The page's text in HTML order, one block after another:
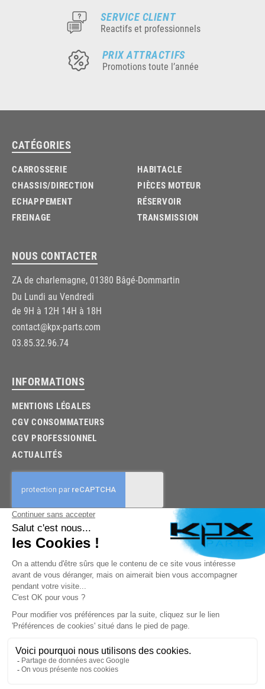
SERVICE CLIENT
Reactifs et professionnels
PRIX ATTRACTIFS
Promotions toute l’année
03.85.32.96.74
CATÉGORIES
CARROSSERIE
CHASSIS/DIRECTION
ECHAPPEMENT
FREINAGE
HABITACLE
PIÈCES MOTEUR
RÉSERVOIR
TRANSMISSION
NOUS CONTACTER
ZA de charlemagne, 01380 Bâgé-Dommartin
Du Lundi au Vendredi
de 9H à 12H 14H à 18H
contact@kpx-parts.com
03.85.32.96.74
INFORMATIONS
MENTIONS LÉGALES
CGV CONSOMMATEURS
CGV PROFESSIONNEL
ACTUALITÉS